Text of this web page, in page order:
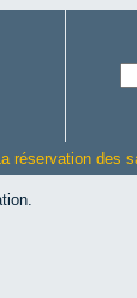
réservation des